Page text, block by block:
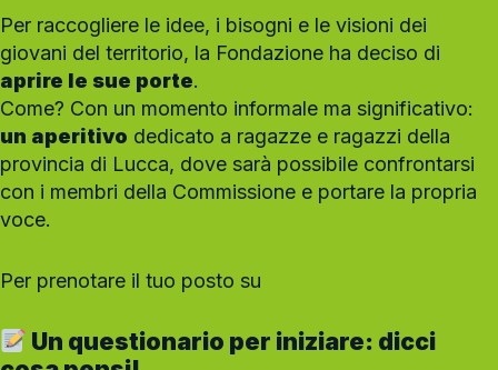
Per raccogliere le idee, i bisogni e le visioni dei
giovani del territorio, la Fondazione ha deciso di
aprire le sue porte.
Come? Con un momento informale ma significativo:
un aperitivo dedicato a ragazze e ragazzi della
provincia di Lucca, dove sarà possibile confrontarsi
con i membri della Commissione e portare la propria
voce.
Per prenotare il tuo posto su
Un questionario per iniziare: dicci